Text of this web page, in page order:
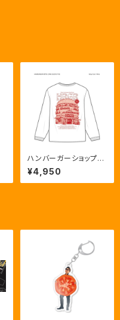
ハンバーガーショップ長
袖Tシャツ (ホワイト)
¥4,950